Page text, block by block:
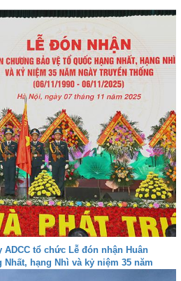
ADCC tổ chức Lễ đón nhận Huân
hạng Nhì và kỷ niệm 35 năm